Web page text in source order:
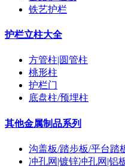
铁艺护栏
护栏立柱大全
方管柱|圆管柱
桃形柱
护栏门
底盘柱/预埋柱
其他金属制品系列
沟盖板/踏步板/平台踏
冲孔网|镀锌冲孔网|铝